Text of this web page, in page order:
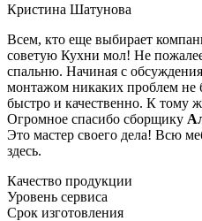
Кристина Шатунова
Всем, кто еще выбирает
советую Кухни мол! Не
спальню. Начиная с обсуждения
монтажом никаких проблем не
быстро и качественно. К тому
Огромное спасибо сборщику
Это мастер своего дела! Всю
здесь.
Качество продукции
Уровень сервиса
Срок изготовления